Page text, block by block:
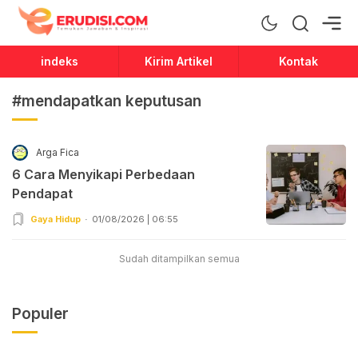
Erudisi
Temukan Jawaban dan Inspirasi
indeks Kirim Artikel Kontak
#mendapatkan keputusan
Arga Fica
6 Cara Menyikapi Perbedaan
Pendapat
Gaya Hidup 01/08/2026 | 06:55
Sudah ditampilkan semua
Populer